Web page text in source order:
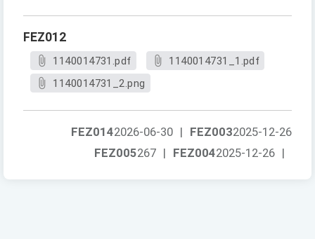
FEZ012
1140014731.pdf
1140014731_1.pdf
1140014731_2.png
FEZ0032025-12-26
FEZ0142026-06-30 |
FEZ0042025-12-26 |
FEZ005267 |